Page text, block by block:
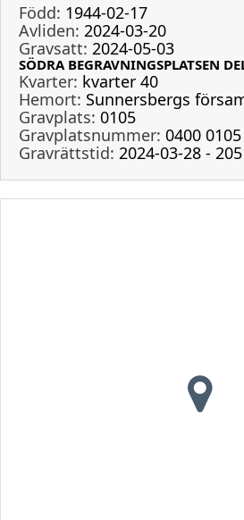
Född: 1944-02-17
Avliden: 2024-03-20
Gravsatt: 2024-05-03
SÖDRA BEGRAVNINGSPLATSEN
Kvarter: kvarter 40
Hemort: Sunnersbergs
Gravplats: 0105
Gravplatsnummer: 0400 0105
Gravrättstid: 2024-03-28 -